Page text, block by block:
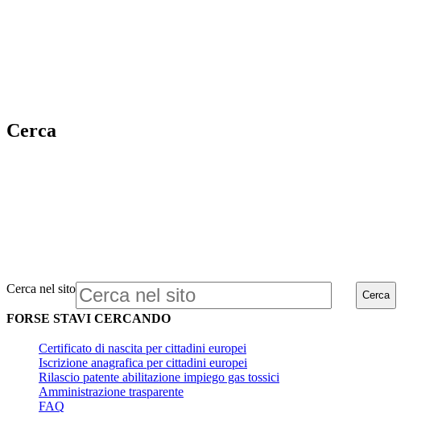
Cerca
Cerca nel sito Cerca
FORSE STAVI CERCANDO
Certificato di nascita per cittadini europei
Iscrizione anagrafica per cittadini europei
Rilascio patente abilitazione impiego gas tossici
Amministrazione trasparente
FAQ